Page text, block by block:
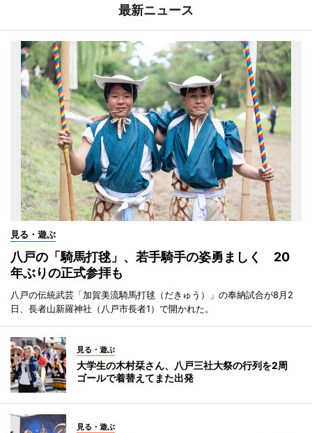
最新ニュース
見る・遊ぶ
八戸の「騎馬打毬」、若手騎手の姿勇ましく 20
年ぶりの正式参拝も
八戸の伝統武芸「加賀美流騎馬打毬（だきゅう）」の奉納試合が8月2
日、長者山新羅神社（八戸市長者1）で開かれた。
見る・遊ぶ
大学生の木村栞さん、八戸三社大祭の行列を2周
ゴールで着替えてまた出発
見る・遊ぶ